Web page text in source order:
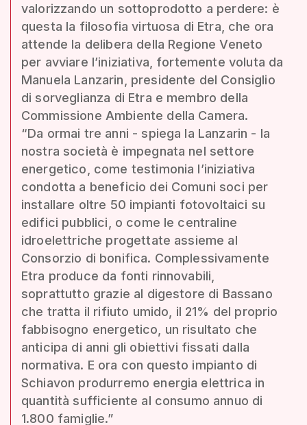
valorizzando un sottoprodotto a perdere: è
questa la filosofia virtuosa di Etra, che ora
attende la delibera della Regione Veneto
per avviare l’iniziativa, fortemente voluta da
Manuela Lanzarin, presidente del Consiglio
di sorveglianza di Etra e membro della
Commissione Ambiente della Camera.
“Da ormai tre anni - spiega la Lanzarin - la
nostra società è impegnata nel settore
energetico, come testimonia l’iniziativa
condotta a beneficio dei Comuni soci per
installare oltre 50 impianti fotovoltaici su
edifici pubblici, o come le centraline
idroelettriche progettate assieme al
Consorzio di bonifica. Complessivamente
Etra produce da fonti rinnovabili,
soprattutto grazie al digestore di Bassano
che tratta il rifiuto umido, il 21% del proprio
fabbisogno energetico, un risultato che
anticipa di anni gli obiettivi fissati dalla
normativa. E ora con questo impianto di
Schiavon produrremo energia elettrica in
quantità sufficiente al consumo annuo di
1.800 famiglie.”